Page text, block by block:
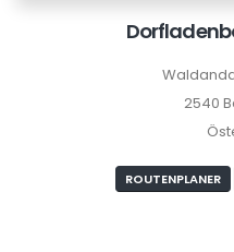
2540
ROUTENPLANER